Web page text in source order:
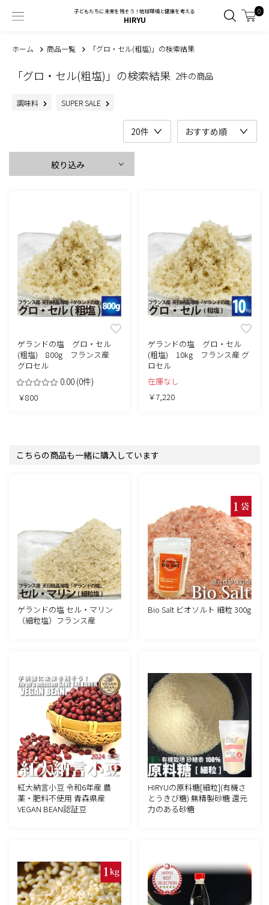
子どもたちに未来を残そう！地球環境と健康を考える
HIRYU
0
ホーム 商品一覧 「グロ・セル(粗塩)」の検索結果
「グロ・セル(粗塩)」の検索結果 2件の商品
調味料 SUPER SALE
絞り込み
ゲランドの塩 グロ・セル
(粗塩) 800g フランス産
グロセル
0.00 (0件)
￥800
ゲランドの塩 グロ・セル
(粗塩) 10kg フランス産 グ
ロセル
在庫なし
￥7,220
こちらの商品も一緒に購入しています
ゲランドの塩 セル・マリン
（細粒塩）フランス産
Bio Salt ビオソルト 細粒 300g
紅大納言小豆 令和6年産 農
薬・肥料不使用 青森県産
VEGAN BEAN認証豆
HIRYUの原料糖[細粒](有機さ
とうきび糖) 無精製砂糖 還元
力のある砂糖